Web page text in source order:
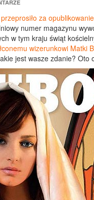
za
numer magazynu
w tym kraju świąt
wizerunkowi Matki
jest wasze zdanie? Oto